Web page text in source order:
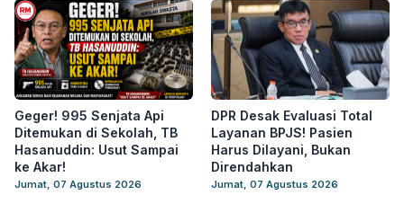
Geger! 995 Senjata Api
Ditemukan di Sekolah, TB
Hasanuddin: Usut Sampai
ke Akar!
Jumat, 07 Agustus 2026
DPR Desak Evaluasi Total
Layanan BPJS! Pasien
Harus Dilayani, Bukan
Direndahkan
Jumat, 07 Agustus 2026